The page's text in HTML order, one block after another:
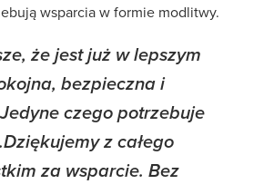
wsparcia w formie modlitwy.
że jest już w lepszym
bezpieczna i
czego potrzebuje
z całego
za wsparcie. Bez